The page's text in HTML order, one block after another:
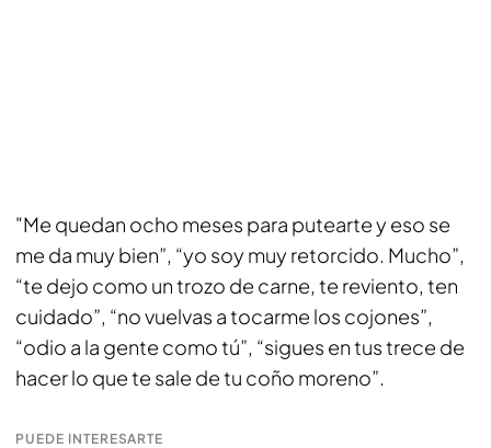
"Me quedan ocho meses para putearte y eso se
me da muy bien”, “yo soy muy retorcido. Mucho”,
“te dejo como un trozo de carne, te reviento, ten
cuidado”, “no vuelvas a tocarme los cojones”,
“odio a la gente como tú”, “sigues en tus trece de
hacer lo que te sale de tu coño moreno”.
PUEDE INTERESARTE